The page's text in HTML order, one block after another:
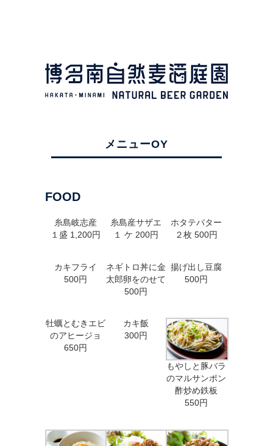
メニューOY
FOOD
糸島岐志産
１盛 1,200円
糸島産サザエ
１ ケ 200円
ホタテバター
２枚 500円
カキフライ
500円
ネギトロ丼に金
太郎卵をのせて
500円
揚げ出し豆腐
500円
牡蠣とむきエビ
のアヒージョ
650円
カキ飯
300円
もやしと豚バラ
のマルサンポン
酢炒め鉄板
550円